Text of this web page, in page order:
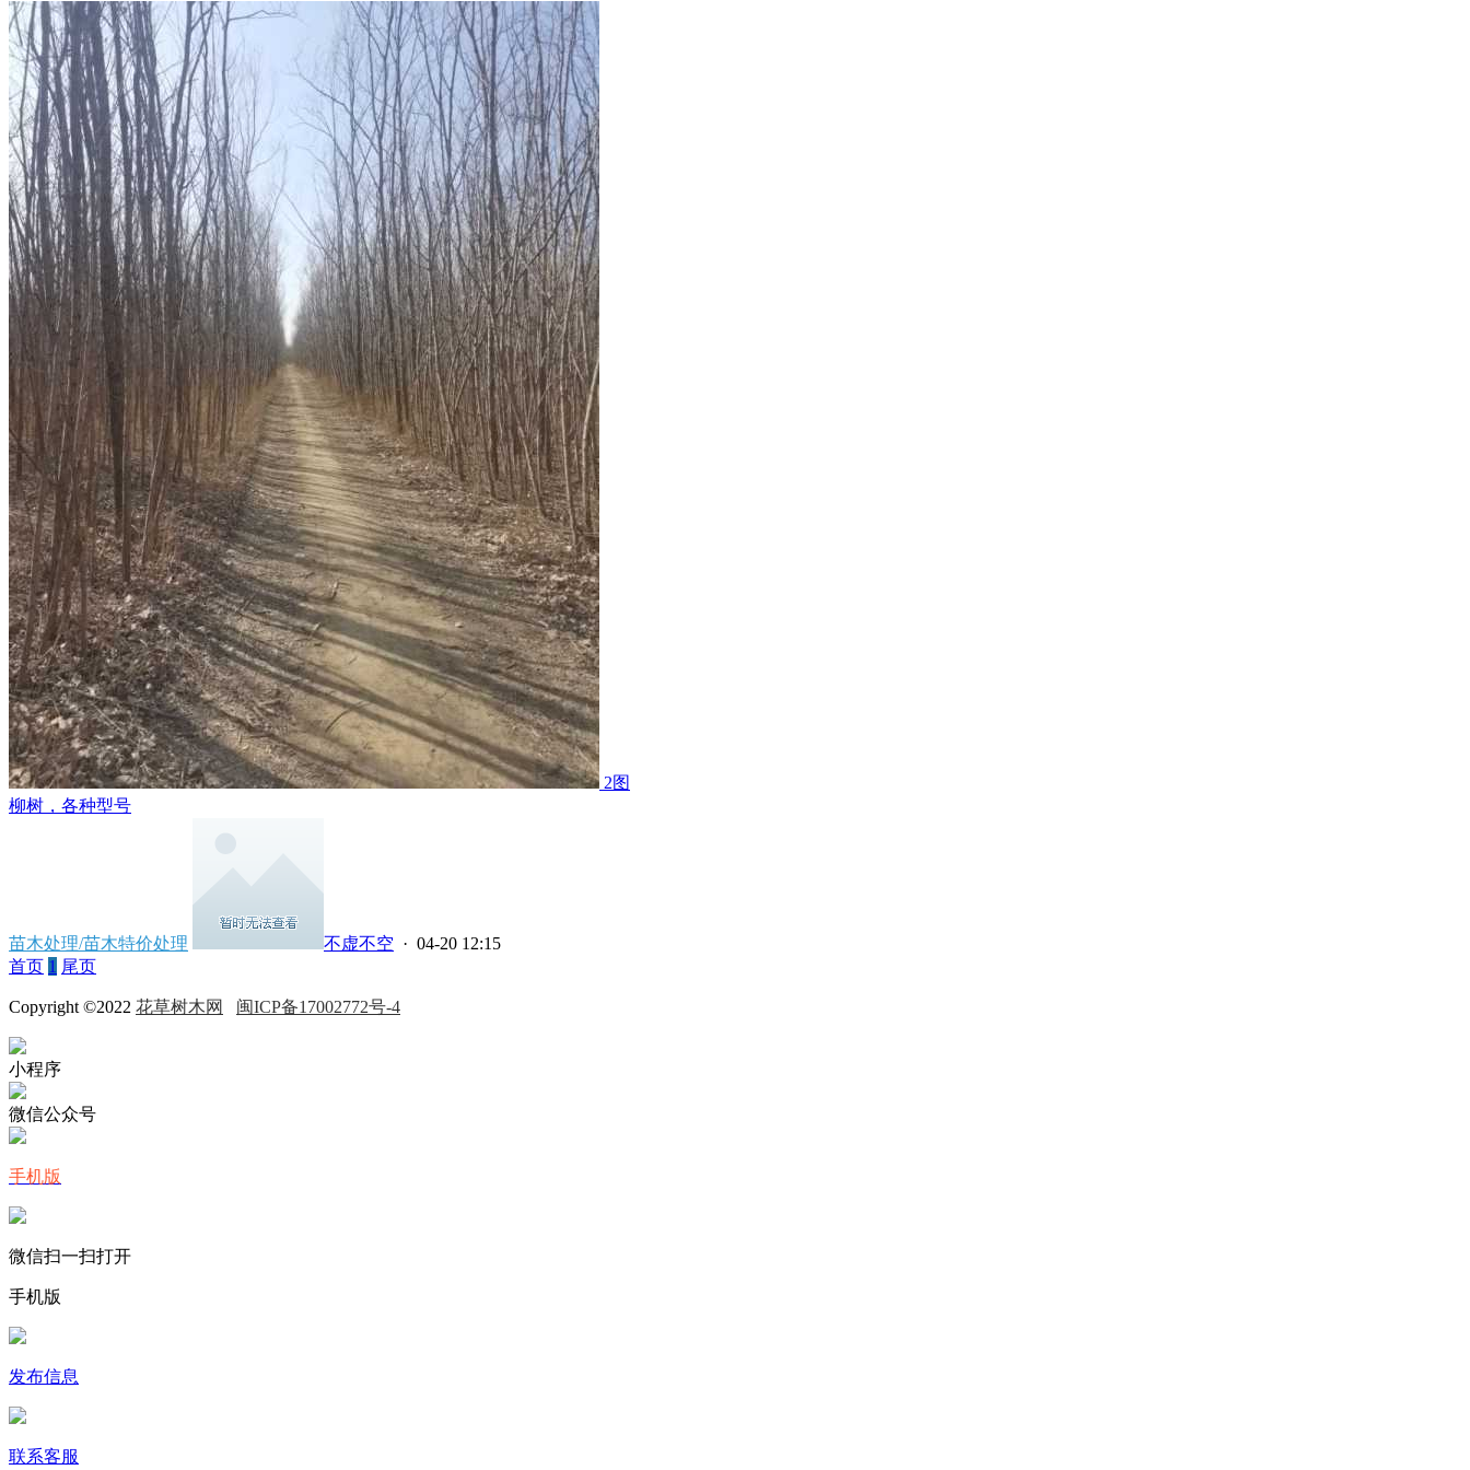
2图
柳树，各种型号
苗木处理/苗木特价处理 不虚不空 · 04-20 12:15
首页 1 尾页
Copyright ©2022 花草树木网 闽ICP备17002772号-4
小程序
微信公众号
手机版
微信扫一扫打开
手机版
发布信息
联系客服